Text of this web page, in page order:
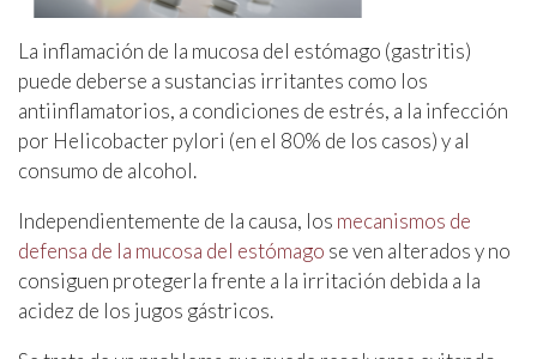
La inflamación de la mucosa del estómago (gastritis)
puede deberse a sustancias irritantes como los
antiinflamatorios, a condiciones de estrés, a la infección
por Helicobacter pylori (en el 80% de los casos) y al
consumo de alcohol.
Independientemente de la causa, los mecanismos de
defensa de la mucosa del estómago se ven alterados y no
consiguen protegerla frente a la irritación debida a la
acidez de los jugos gástricos.